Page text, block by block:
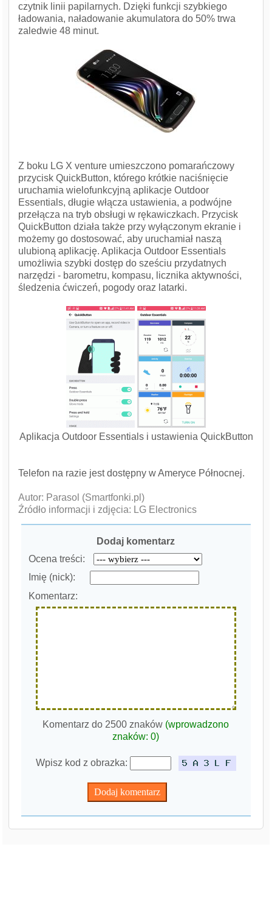
czytnik linii papilarnych. Dzięki funkcji szybkiego
ładowania, naładowanie akumulatora do 50% trwa
zaledwie 48 minut.
Z boku LG X venture umieszczono pomarańczowy
przycisk QuickButton, którego krótkie naciśnięcie
uruchamia wielofunkcyjną aplikacje Outdoor
Essentials, długie włącza ustawienia, a podwójne
przełącza na tryb obsługi w rękawiczkach. Przycisk
QuickButton działa także przy wyłączonym ekranie i
możemy go dostosować, aby uruchamiał naszą
ulubioną aplikację. Aplikacja Outdoor Essentials
umożliwia szybki dostęp do sześciu przydatnych
narzędzi - barometru, kompasu, licznika aktywności,
śledzenia ćwiczeń, pogody oraz latarki.
Aplikacja Outdoor Essentials i ustawienia QuickButton
Telefon na razie jest dostępny w Ameryce Północnej.
Autor: Parasol (Smartfonki.pl)
Źródło informacji i zdjęcia: LG Electronics
Dodaj komentarz
Ocena treści:
Imię (nick):
Komentarz:
Komentarz do 2500 znaków (wprowadzono
znaków:0)
Wpisz kod z obrazka: